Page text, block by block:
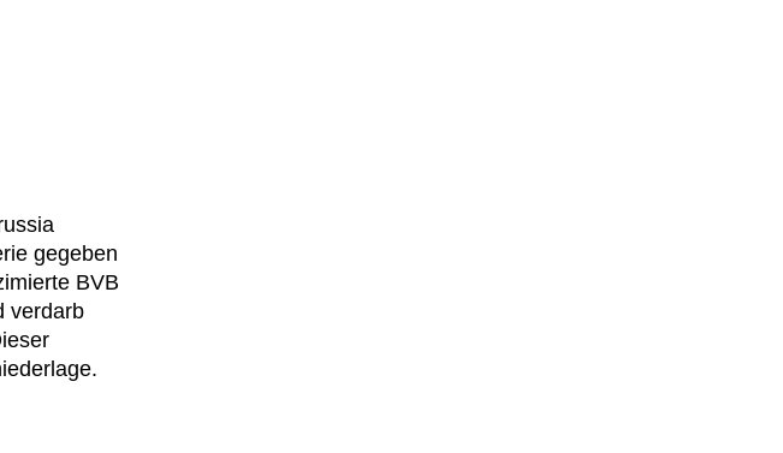
gegeben
BVB
verdarb